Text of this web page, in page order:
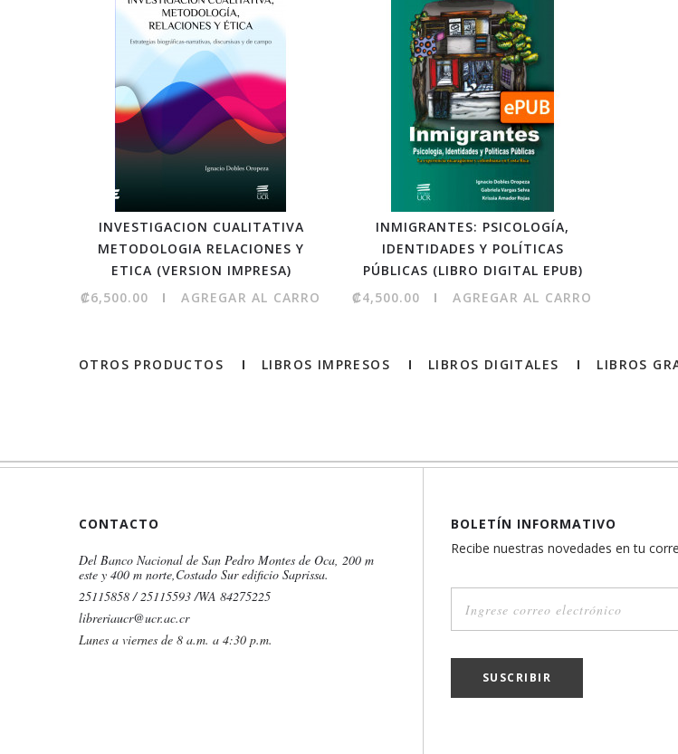
INVESTIGACION CUALITATIVA
METODOLOGIA RELACIONES Y
ETICA (VERSION IMPRESA)
₡6,500.00
AGREGAR AL CARRO
INMIGRANTES: PSICOLOGÍA,
IDENTIDADES Y POLÍTICAS
PÚBLICAS (LIBRO DIGITAL EPUB)
₡4,500.00
AGREGAR AL CARRO
OTROS PRODUCTOS LIBROS IMPRESOS LIBROS DIGITALES LIBROS
CONTACTO
Del Banco Nacional de San Pedro Montes de Oca, 200 m
este y 400 m norte,Costado Sur edificio Saprissa.
25115858 / 25115593 /WA 84275225
libreriaucr@ucr.ac.cr
Lunes a viernes de 8 a.m. a 4:30 p.m.
BOLETÍN INFORMATIVO
Recibe nuestras novedades en tu
SUSCRIBIR